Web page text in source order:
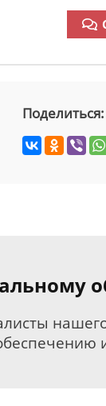
Поделиться: